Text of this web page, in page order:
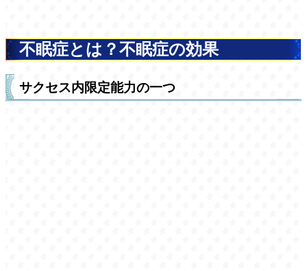
不眠症とは？不眠症の効果
サクセス内限定能力の一つ